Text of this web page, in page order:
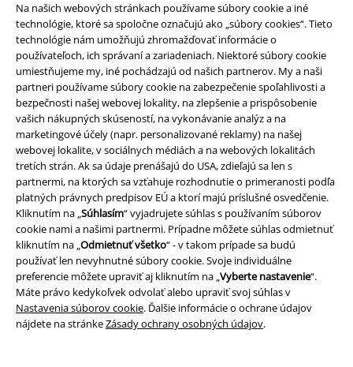
Na našich webových stránkach používame súbory cookie a iné
technológie, ktoré sa spoločne označujú ako „súbory cookies“. Tieto
technológie nám umožňujú zhromažďovať informácie o
používateľoch, ich správaní a zariadeniach. Niektoré súbory cookie
umiestňujeme my, iné pochádzajú od našich partnerov. My a naši
partneri používame súbory cookie na zabezpečenie spoľahlivosti a
bezpečnosti našej webovej lokality, na zlepšenie a prispôsobenie
vašich nákupných skúseností, na vykonávanie analýz a na
marketingové účely (napr. personalizované reklamy) na našej
webovej lokalite, v sociálnych médiách a na webových lokalitách
tretích strán. Ak sa údaje prenášajú do USA, zdieľajú sa len s
partnermi, na ktorých sa vzťahuje rozhodnutie o primeranosti podľa
platných právnych predpisov EÚ a ktorí majú príslušné osvedčenie.
Kliknutím na „Súhlasím“ vyjadrujete súhlas s používaním súborov
cookie nami a našimi partnermi. Prípadne môžete súhlas odmietnuť
kliknutím na „Odmietnuť všetko“ - v takom prípade sa budú
používať len nevyhnutné súbory cookie. Svoje individuálne
preferencie môžete upraviť aj kliknutím na „Vyberte nastavenie“.
Máte právo kedykoľvek odvolať alebo upraviť svoj súhlas v
Nastavenia súborov cookie. Ďalšie informácie o ochrane údajov
nájdete na stránkeZásady ochrany osobných údajov.
Udržateľnosť
Staňte sa súčasťou komunity!